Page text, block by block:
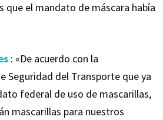
que el mandato de máscara había
: «De acuerdo con la
Seguridad del Transporte que ya
federal de uso de mascarillas,
mascarillas para nuestros